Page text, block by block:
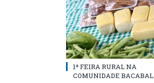
1ª FEIRA RURAL NA
COMUNIDADE BACABAL